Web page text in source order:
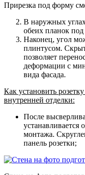
Прирезка под форму
В наружных углах
обеих планок под
Наконец, угол
плинтусом.
позволяет
деформации с
вида фасада.
Как установить
внутренней отделки:
После
устанавливается
монтажа.
панель розетки;